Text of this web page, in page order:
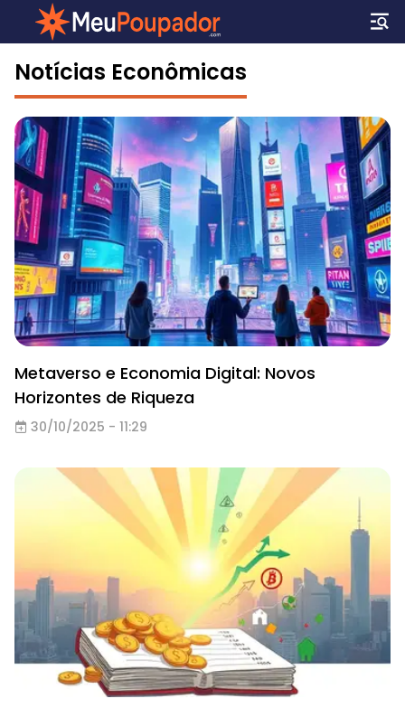
Notícias Econômicas
Metaverso e Economia Digital: Novos
Horizontes de Riqueza
30/10/2025 - 11:29